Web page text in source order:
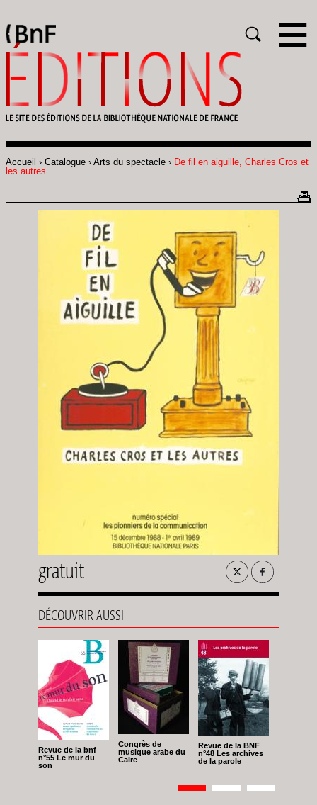
Fil
Accueil Catalogue Arts du spectacle
De fil en aiguille, Charles Cros et
les autres
gratuit
DÉCOUVRIR AUSSI
Revue de la bnf
n°55 Le mur du
son
Congrès de
musique arabe du
Caire
Revue de la BNF
n°48 Les archives
de la parole
Pagination
Page
1 Page
2 Page
3